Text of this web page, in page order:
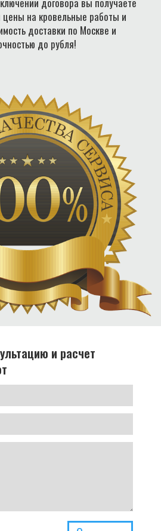
цены на кровельные работы и
доставки по Москве и
до рубля!
и расчет